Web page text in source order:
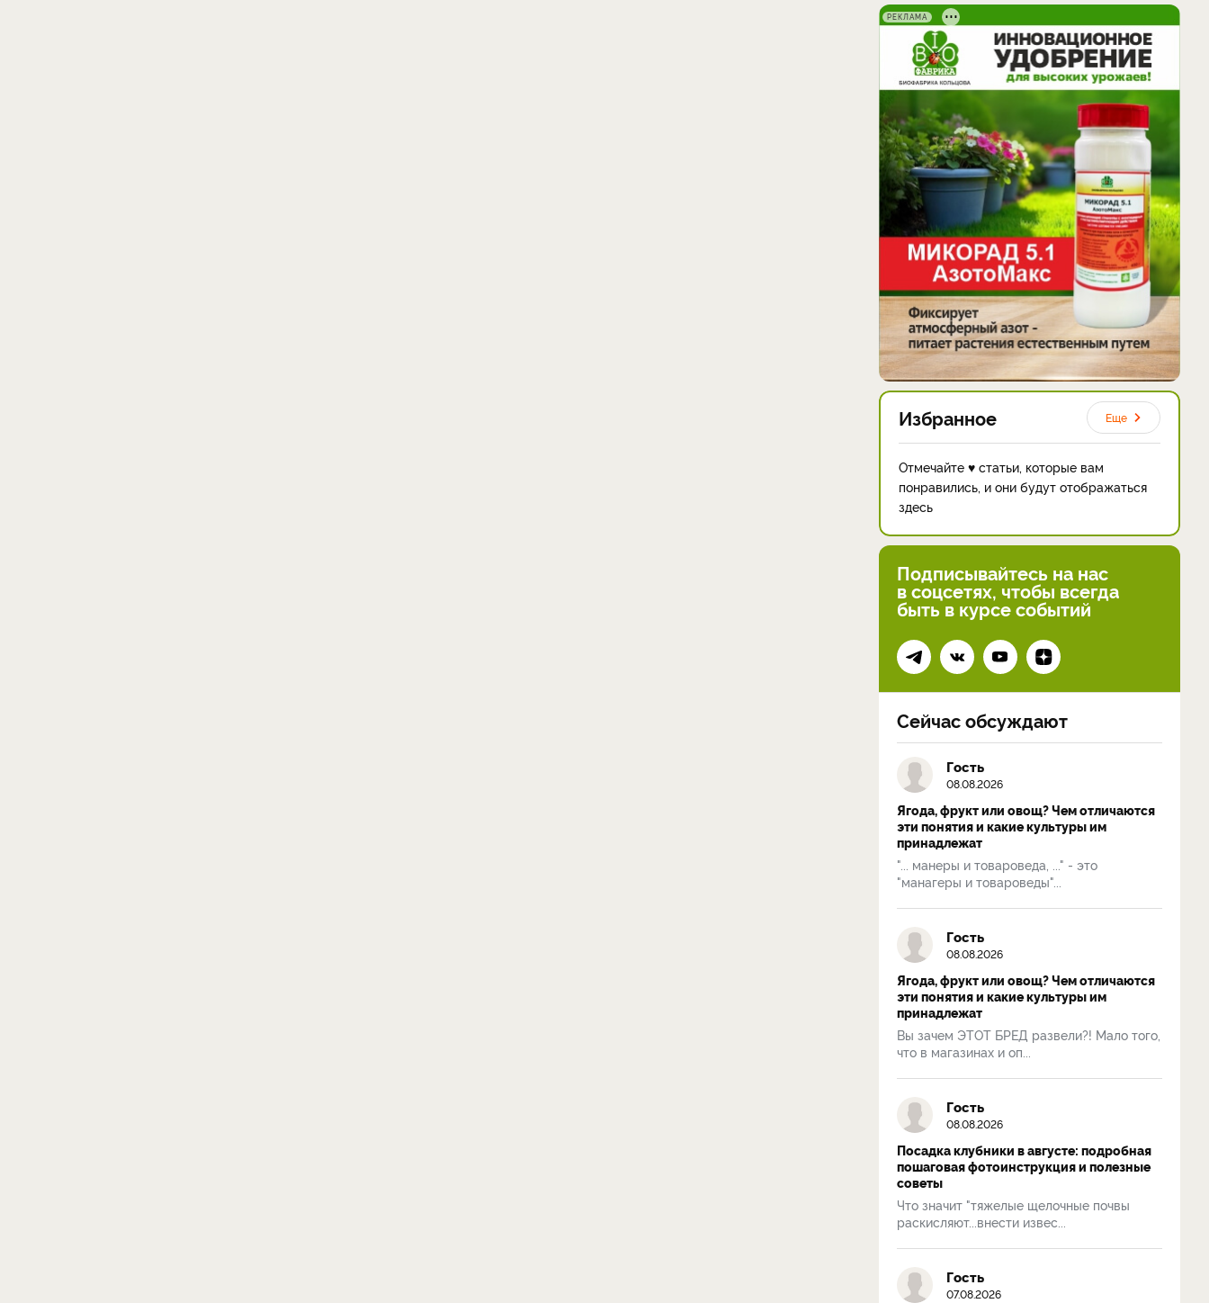
РЕКЛАМА
Избранное Еще
Отмечайте ♥ статьи, которые вам
понравились, и они будут отображаться
здесь
Подписывайтесь на нас
в соцсетях, чтобы всегда
быть в курсе событий
Сейчас обсуждают
Гость
08.08.2026
Ягода, фрукт или овощ? Чем отличаются
эти понятия и какие культуры им
принадлежат
"... манеры и товароведа, ..." - это
"манагеры и товароведы"...
Гость
08.08.2026
Ягода, фрукт или овощ? Чем отличаются
эти понятия и какие культуры им
принадлежат
Вы зачем ЭТОТ БРЕД развели?! Мало того,
что в магазинах и оп...
Гость
08.08.2026
Посадка клубники в августе: подробная
пошаговая фотоинструкция и полезные
советы
Что значит "тяжелые щелочные почвы
раскисляют...внести извес...
Гость
07.08.2026